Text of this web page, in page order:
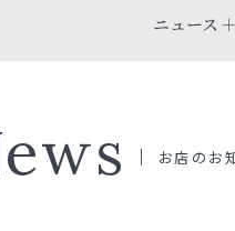
ニュース
お店のお